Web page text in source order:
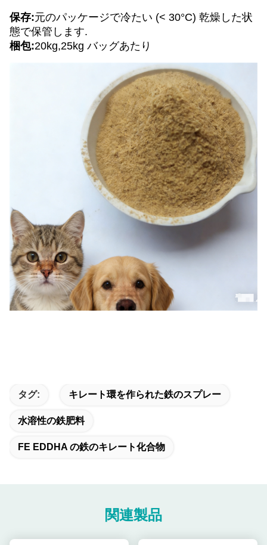
保存:元のパッケージで冷たい (< 30°C) 乾燥した状
態で保管します.
梱包:20kg,25kg バッグあたり
タグ: キレート環を作られた鉄のスプレー
水溶性の鉄肥料
FE EDDHA の鉄のキレート化合物
関連製品